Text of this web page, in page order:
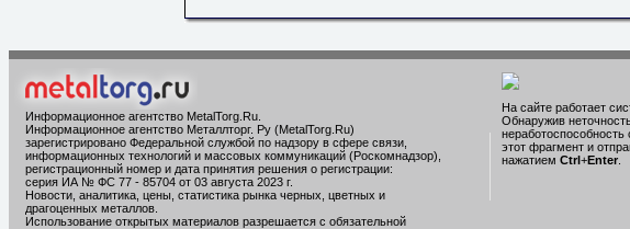
Информационное агентство MetalTorg.Ru
Информационное агентство Металлторг. Ру (MetalTorg.Ru)
зарегистрировано Федеральной службой по надзору в сфере связи,
информационных технологий и массовых коммуникаций (Роскомнадзор),
регистрационный номер и дата принятия решения о регистрации:
серия ИА № ФС 77 - 85704 от 03 августа 2023 г.
Новости, аналитика, цены, статистика рынка черных, цветных и
драгоценных металлов.
Использование открытых материалов разрешается с обязательной
На сайте работает
Обнаружив
этот фрагмент и
нажатием Ctrl+Enter